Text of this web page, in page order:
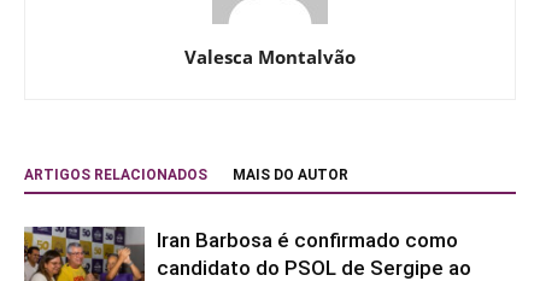
Valesca Montalvão
ARTIGOS RELACIONADOS MAIS DO AUTOR
Iran Barbosa é confirmado como
candidato do PSOL de Sergipe ao